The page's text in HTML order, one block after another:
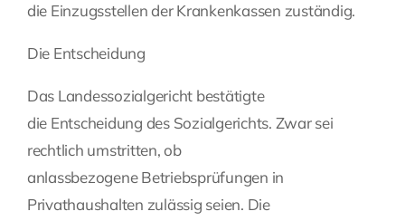
die Einzugsstellen der Krankenkassen zuständig.
Die Entscheidung
Das Landessozialgericht bestätigte
die Entscheidung des Sozialgerichts. Zwar sei
rechtlich umstritten, ob
anlassbezogene Betriebsprüfungen in
Privathaushalten zulässig seien. Die